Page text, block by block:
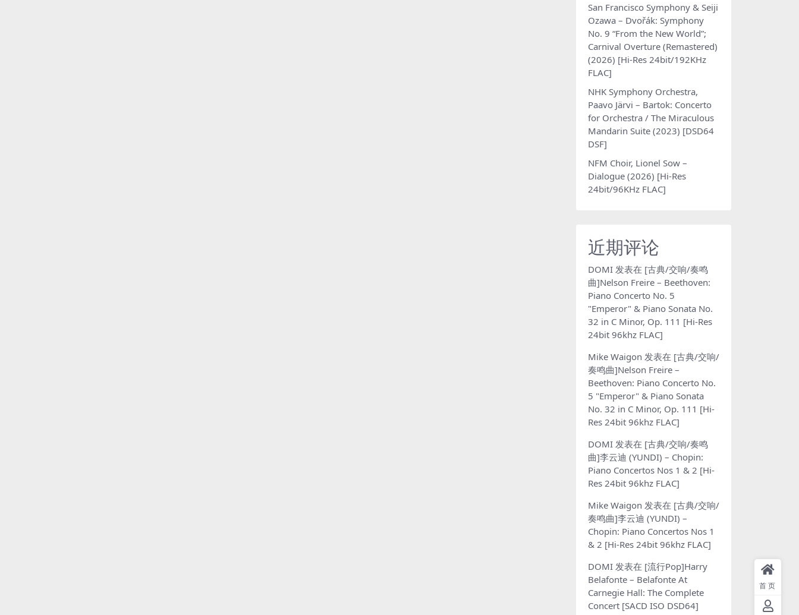
San Francisco Symphony & Seiji
Ozawa – Dvořák: Symphony
No. 9 “From the New World”;
Carnival Overture (Remastered)
(2026) [Hi-Res 24bit/192KHz
FLAC]
NHK Symphony Orchestra,
Paavo Järvi – Bartok: Concerto
for Orchestra / The Miraculous
Mandarin Suite (2023) [DSD64
DSF]
NFM Choir, Lionel Sow –
Dialogue (2026) [Hi-Res
24bit/96KHz FLAC]
近期评论
DOMI 发表在 [古典/交响/奏鸣
曲]Nelson Freire – Beethoven:
Piano Concerto No. 5
"Emperor" & Piano Sonata No.
32 in C Minor, Op. 111 [Hi-Res
24bit 96khz FLAC]
Mike Waigon 发表在 [古典/交响/
奏鸣曲]Nelson Freire –
Beethoven: Piano Concerto No.
5 "Emperor" & Piano Sonata
No. 32 in C Minor, Op. 111 [Hi-
Res 24bit 96khz FLAC]
DOMI 发表在 [古典/交响/奏鸣
曲]李云迪 (YUNDI) – Chopin:
Piano Concertos Nos 1 & 2 [Hi-
Res 24bit 96khz FLAC]
Mike Waigon 发表在 [古典/交响/
奏鸣曲]李云迪 (YUNDI) –
Chopin: Piano Concertos Nos 1
& 2 [Hi-Res 24bit 96khz FLAC]
DOMI 发表在 [流行Pop]Harry
Belafonte – Belafonte At
Carnegie Hall: The Complete
Concert [SACD ISO DSD64]
首页